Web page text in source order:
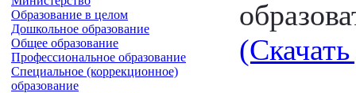
Образование в целом
Дошкольное образование
Общее образование
Профессиональное образование
Специальное (коррекционное)
образование